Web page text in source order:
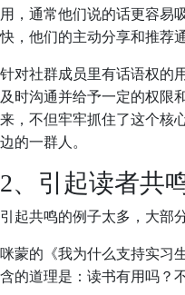
用，通常他们说的话更容易
快，他们的主动分享和推荐
针对社群成员里有话语权的
及时沟通并给予一定的权限
来，不但牢牢抓住了这个核
边的一群人。
2、引起读者共
引起共鸣的例子太多，大部
咪蒙的《我为什么支持实习
含的道理是：读书有用吗？